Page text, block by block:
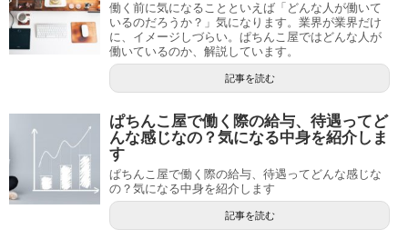
働く前に気になることといえば「どんな人が働いて
いるのだろうか？」気になります。業界が業界だけ
に、イメージしづらい。ぱちんこ屋ではどんな人が
働いているのか、解説しています。
記事を読む
ぱちんこ屋で働く際の給与、待遇ってど
んな感じなの？気になる中身を紹介しま
す
ぱちんこ屋で働く際の給与、待遇ってどんな感じな
の？気になる中身を紹介します
記事を読む